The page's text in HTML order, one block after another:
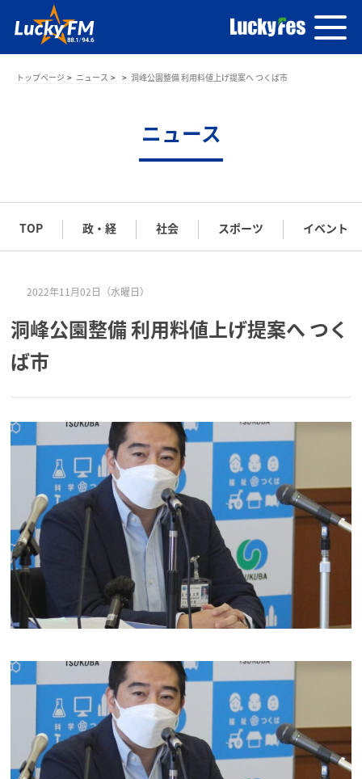
トップページ ニュース 洞峰公園整備 利用料値上げ提案へ つくば市
ニュース
TOP 政・経 社会 スポーツ イベント
2022年11月02日（水曜日）
洞峰公園整備 利用料値上げ提案へ つく
ば市